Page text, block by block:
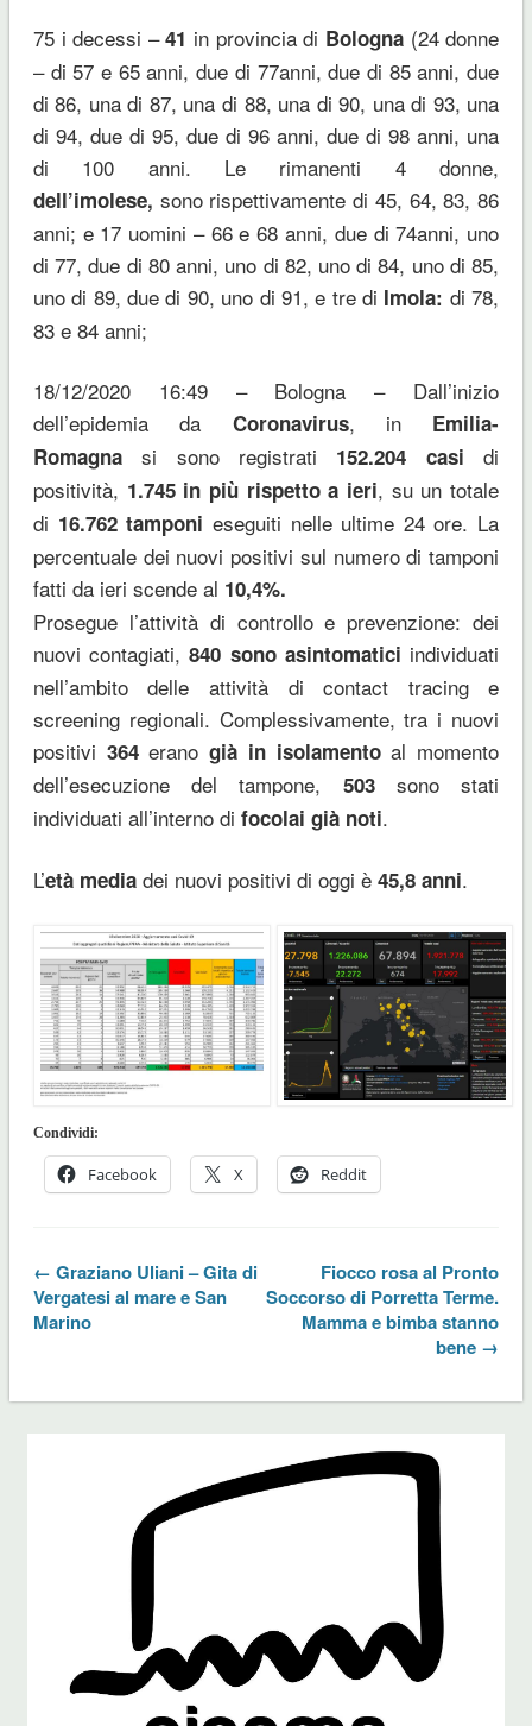
75 i decessi –41 in provincia di Bologna (24 donne
– di 57 e 65 anni, due di 77anni, due di 85 anni, due
di 86, una di 87, una di 88, una di 90, una di 93, una
di 94, due di 95, due di 96 anni, due di 98 anni, una
di 100 anni. Le rimanenti 4 donne,
dell’imolese, sono rispettivamente di 45, 64, 83, 86
anni; e 17 uomini – 66 e 68 anni, due di 74anni, uno
di 77, due di 80 anni, uno di 82, uno di 84, uno di 85,
uno di 89, due di 90, uno di 91, e tre di Imola: di 78,
83 e 84 anni;
18/12/2020 16:49 – Bologna – Dall’inizio
dell’epidemia da Coronavirus, in Emilia-
Romagnasi sono registrati 152.204 casidi
positività, 1.745 in più rispetto a ieri, su un totale
di 16.762 tamponi eseguiti nelle ultime 24 ore. La
percentuale dei nuovi positivi sul numero di tamponi
fatti da ieri scende al 10,4%.
Prosegue l’attività di controllo e prevenzione: dei
nuovi contagiati,840 sono asintomatici individuati
nell’ambito delle attività di contact tracing e
screening regionali. Complessivamente, tra i nuovi
positivi 364eranogià in isolamentoal momento
dell’esecuzione del tampone, 503sono stati
individuati all’interno di focolai già noti.
L’età media dei nuovi positivi di oggi è 45,8 anni.
Condividi:
Facebook X Reddit
← Graziano Uliani – Gita di
Vergatesi al mare e San
Marino
Fiocco rosa al Pronto
Soccorso di Porretta Terme.
Mamma e bimba stanno
bene →